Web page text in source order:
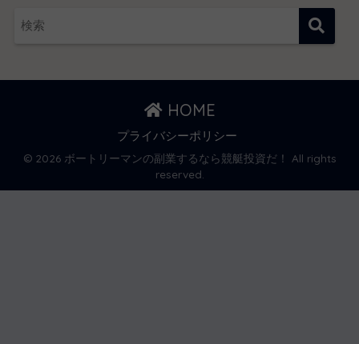
HOME
プライバシーポリシー
© 2026 ボートリーマンの副業するなら競艇投資だ！ All rights
reserved.